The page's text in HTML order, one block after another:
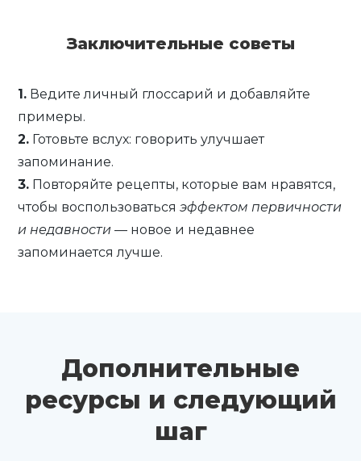
Заключительные советы
1. Ведите личный глоссарий и добавляйте
примеры.
2. Готовьте вслух: говорить улучшает
запоминание.
3. Повторяйте рецепты, которые вам нравятся,
чтобы воспользоватьсяэффектом первичности
и недавности — новое и недавнее
запоминается лучше.
Дополнительные
ресурсы и следующий
шаг